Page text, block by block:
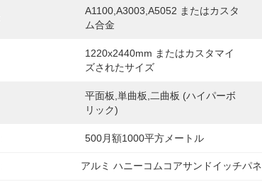
A1100,A3003,A5052 またはカスタ
ム合金
1220x2440mm またはカスタマイ
ズされたサイズ
平面板,単曲板,二曲板 (ハイパーボ
リック)
500月額1000平方メートル
アルミ ハニーコムコアサンドイッチパ